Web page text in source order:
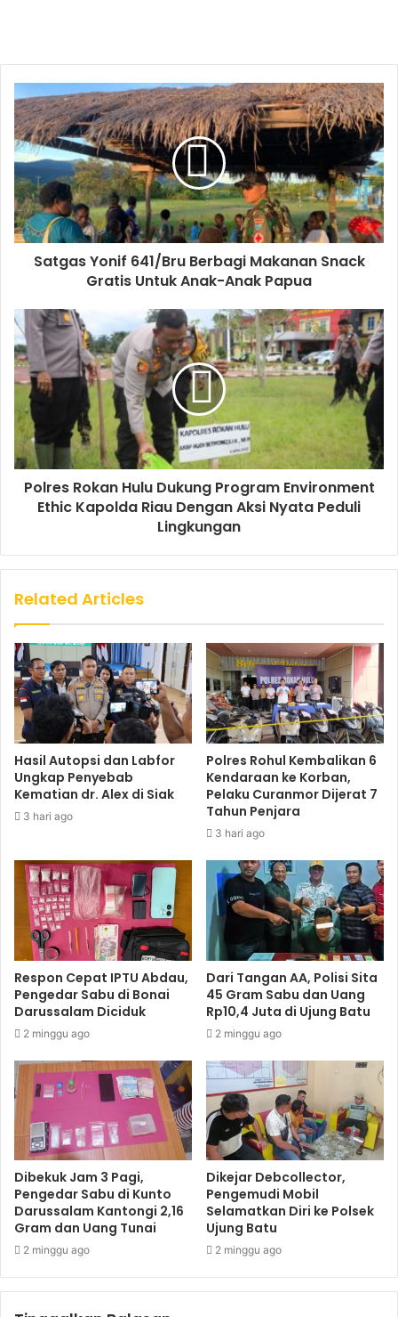
Satgas Yonif 641/Bru Berbagi Makanan Snack
Gratis Untuk Anak-Anak Papua
Polres Rokan Hulu Dukung Program Environment
Ethic Kapolda Riau Dengan Aksi Nyata Peduli
Lingkungan
Related Articles
Hasil Autopsi dan Labfor
Ungkap Penyebab
Kematian dr. Alex di Siak
3 hari ago
Polres Rohul Kembalikan 6
Kendaraan ke Korban,
Pelaku Curanmor Dijerat 7
Tahun Penjara
3 hari ago
Respon Cepat IPTU Abdau,
Pengedar Sabu di Bonai
Darussalam Diciduk
2 minggu ago
Dari Tangan AA, Polisi Sita
45 Gram Sabu dan Uang
Rp10,4 Juta di Ujung Batu
2 minggu ago
Dibekuk Jam 3 Pagi,
Pengedar Sabu di Kunto
Darussalam Kantongi 2,16
Gram dan Uang Tunai
2 minggu ago
Dikejar Debcollector,
Pengemudi Mobil
Selamatkan Diri ke Polsek
Ujung Batu
2 minggu ago